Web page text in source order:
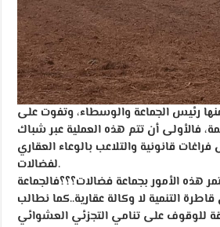
رئيس الجماعة والوسطاء، وتفوت على
فالأولى أن تتم هذه العملية عبر شباك
فراغات قانونية والتلاعب بالوعاء العقاري
لفضالات.
الأمور بجماعة فضالات؟؟؟فالجماعة
التنمية لا وكالة عقارية..كما نطالب